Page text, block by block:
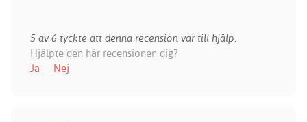
5 av 6 tyckte att denna recension var till hjälp.
Hjälpte den här recensionen dig?
Ja
Nej